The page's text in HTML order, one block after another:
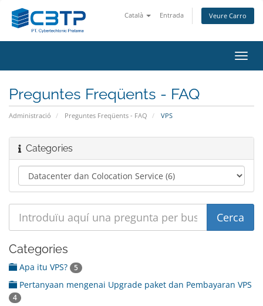
Català Entrada Veure Carro
la
Preguntes Freqüents - FAQ
Administració Preguntes Freqüents - FAQ VPS
Categories
Categories
Apa itu VPS? 5
Pertanyaan mengenai Upgrade paket dan Pembayaran VPS
4